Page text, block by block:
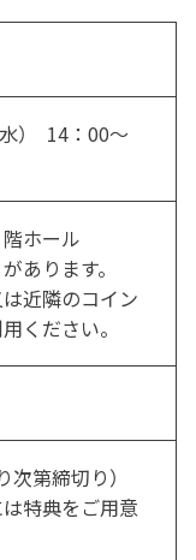
） 14：00～
ホール
あります。
近隣のコイン
ください。
次第締切り）
特典をご用意